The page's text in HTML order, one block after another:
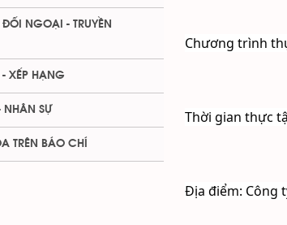
Chương trình
Thời gian thực
Địa điểm: Công
ĐỐI NGOẠI - TRUYỀN
XẾP HẠNG
NHÂN SỰ
TRÊN BÁO CHÍ